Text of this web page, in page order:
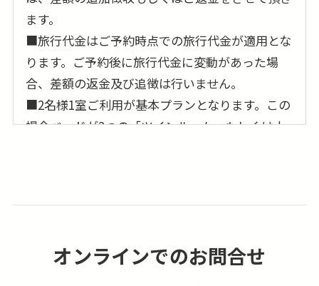
ます。
■旅行代金はご予約時点での旅行代金が適用とな
ります。ご予約後に旅行代金に変動があった場
合、差額の返金及び追徴は行いません。
■2名様1室ご利用が基本プランとなります。この
場合ベッドが2つの「ツインルーム」もしくは大
金が別途必要となります。
オンラインでのお問合せ